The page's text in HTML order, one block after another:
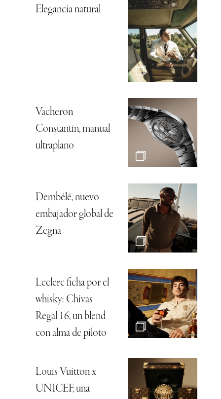
Elegancia natural
Vacheron
Constantin, manual
ultraplano
Dembélé, nuevo
embajador global de
Zegna
Leclerc ficha por el
whisky: Chivas
Regal 16, un blend
con alma de piloto
Louis Vuitton x
UNICEF, una